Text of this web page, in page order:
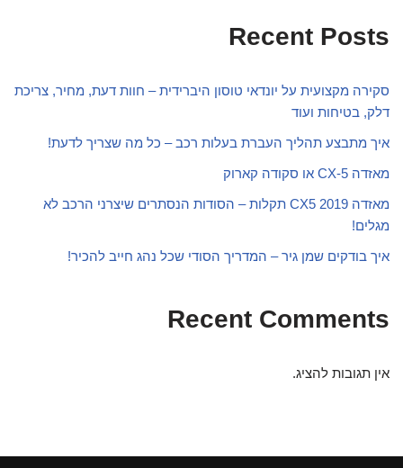
Recent Posts
סקירה מקצועית על יונדאי טוסון היברידית – חוות דעת, מחיר, צריכת
דלק, בטיחות ועוד
איך מתבצע תהליך העברת בעלות רכב – כל מה שצריך לדעת!
מאזדה CX-5 או סקודה קארוק
מאזדה CX5 2019 תקלות – הסודות הנסתרים שיצרני הרכב לא
מגלים!
איך בודקים שמן גיר – המדריך הסודי שכל נהג חייב להכיר!
Recent Comments
אין תגובות להציג.